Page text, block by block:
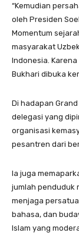
“Kemudian
oleh Presiden
Momentum
masyarakat
Indonesia.
Bukhari dibuka
Di hadapan
delegasi yang
organisasi
pesantren dari
Ia juga
jumlah penduduk
menjaga
bahasa, dan
Islam yang